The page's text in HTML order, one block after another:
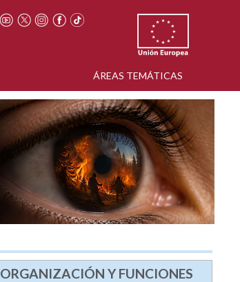
ÁREAS TEMÁTICAS
ORGANIZACIÓN Y FUNCIONES